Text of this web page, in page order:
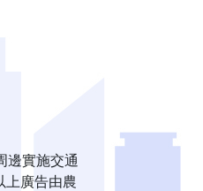
邊實施交通
上廣告由農